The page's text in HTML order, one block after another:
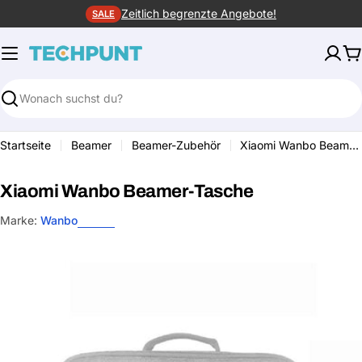
Inhalt
springen
SALE Zeitlich begrenzte Angebote!
Suchen
Startseite Beamer Beamer-Zubehör Xiaomi Wanbo Beamer-Tasche
Xiaomi Wanbo Beamer-Tasche
Marke: Wanbo